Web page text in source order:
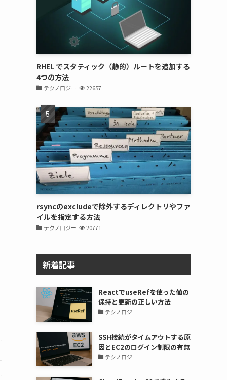
RHEL でスタティック（静的）ルートを追加する
4つの方法
テクノロジー 22657
rsyncのexcludeで除外するディレクトリやファ
イルを指定する方法
テクノロジー 20771
新着記事
ReactでuseRefを使った値の
保持と更新の正しい方法
テクノロジー
SSH接続がタイムアウトする原
因とEC2のログイン制限の有無
テクノロジー